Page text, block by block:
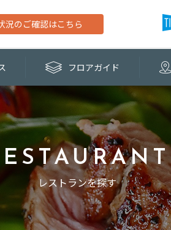
況のご確認はこちら
フロアガイド
レストランを探す